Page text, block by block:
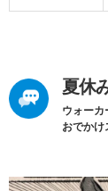
夏休
ウォーカ
おでかけ